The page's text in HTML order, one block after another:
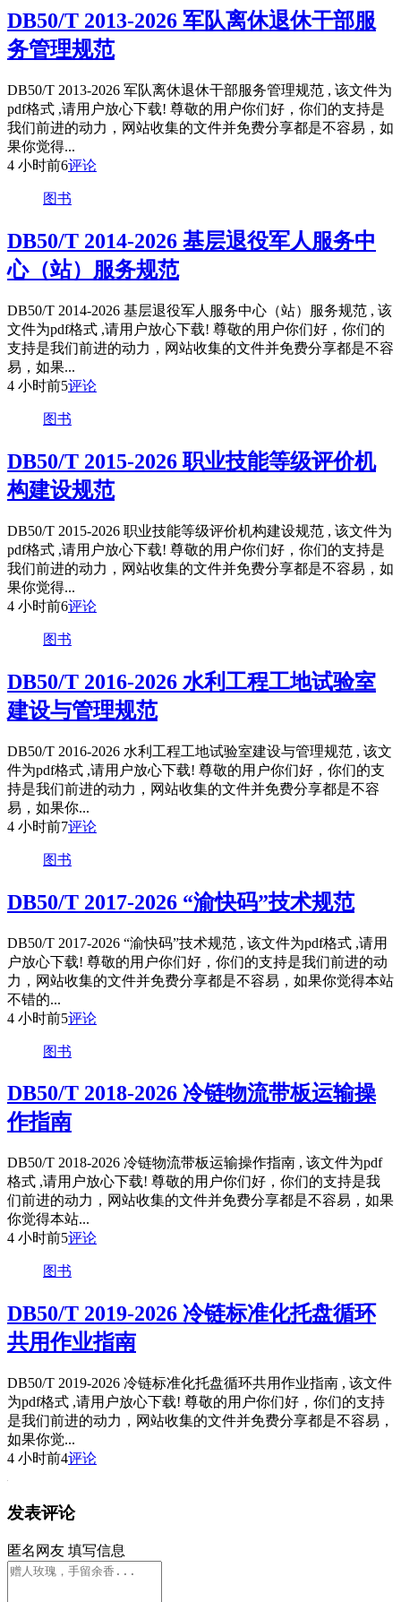
DB50/T 2013-2026 军队离休退休干部服
务管理规范
DB50/T 2013-2026 军队离休退休干部服务管理规范 , 该文件为
pdf格式 ,请用户放心下载! 尊敬的用户你们好，你们的支持是
我们前进的动力，网站收集的文件并免费分享都是不容易，如
果你觉得...
4 小时前6评论
图书
DB50/T 2014-2026 基层退役军人服务中
心（站）服务规范
DB50/T 2014-2026 基层退役军人服务中心（站）服务规范 , 该
文件为pdf格式 ,请用户放心下载! 尊敬的用户你们好，你们的
支持是我们前进的动力，网站收集的文件并免费分享都是不容
易，如果...
4 小时前5评论
图书
DB50/T 2015-2026 职业技能等级评价机
构建设规范
DB50/T 2015-2026 职业技能等级评价机构建设规范 , 该文件为
pdf格式 ,请用户放心下载! 尊敬的用户你们好，你们的支持是
我们前进的动力，网站收集的文件并免费分享都是不容易，如
果你觉得...
4 小时前6评论
图书
DB50/T 2016-2026 水利工程工地试验室
建设与管理规范
DB50/T 2016-2026 水利工程工地试验室建设与管理规范 , 该文
件为pdf格式 ,请用户放心下载! 尊敬的用户你们好，你们的支
持是我们前进的动力，网站收集的文件并免费分享都是不容
易，如果你...
4 小时前7评论
图书
DB50/T 2017-2026 “渝快码”技术规范
DB50/T 2017-2026 “渝快码”技术规范 , 该文件为pdf格式 ,请用
户放心下载! 尊敬的用户你们好，你们的支持是我们前进的动
力，网站收集的文件并免费分享都是不容易，如果你觉得本站
不错的...
4 小时前5评论
图书
DB50/T 2018-2026 冷链物流带板运输操
作指南
DB50/T 2018-2026 冷链物流带板运输操作指南 , 该文件为pdf
格式 ,请用户放心下载! 尊敬的用户你们好，你们的支持是我
们前进的动力，网站收集的文件并免费分享都是不容易，如果
你觉得本站...
4 小时前5评论
图书
DB50/T 2019-2026 冷链标准化托盘循环
共用作业指南
DB50/T 2019-2026 冷链标准化托盘循环共用作业指南 , 该文件
为pdf格式 ,请用户放心下载! 尊敬的用户你们好，你们的支持
是我们前进的动力，网站收集的文件并免费分享都是不容易，
如果你觉...
4 小时前4评论
发表评论
匿名网友 填写信息